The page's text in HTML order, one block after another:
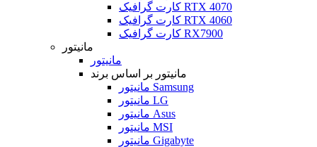
کارت گرافیک RTX 4070
کارت گرافیک RTX 4060
کارت گرافیک RX7900
مانیتور
مانیتور
مانیتور بر اساس برند
مانیتور Samsung
مانیتور LG
مانیتور Asus
مانیتور MSI
مانیتور Gigabyte